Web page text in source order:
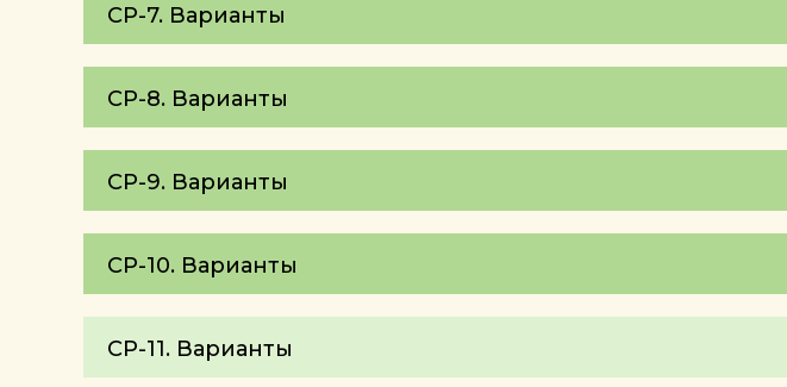
СР-7. Варианты
СР-8. Варианты
СР-9. Варианты
СР-10. Варианты
СР-11. Варианты